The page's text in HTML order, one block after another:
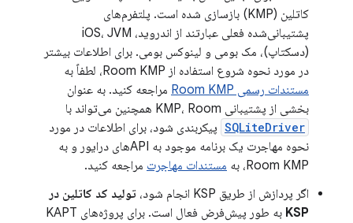
کاتلین (KMP) بازسازی شده است. پلتفرم‌های
پشتیبانی‌شده فعلی عبارتند از اندروید، iOS، JVM
(دسکتاپ)، مک بومی و لینوکس بومی. برای اطلاعات بیشتر
در مورد نحوه شروع استفاده از Room KMP، لطفاً به
مستندات رسمی Room KMP
مراجعه کنید. به عنوان
بخشی از پشتیبانی KMP، Room همچنین می‌تواند با
SQLiteDriver پیکربندی شود، برای اطلاعات در مورد
نحوه مهاجرت یک برنامه موجود به APIهای درایور و به
Room KMP، به
مستندات مهاجرت مراجعه کنید.
اگر پردازش از طریق KSP انجام شود،
تولید کد کاتلین در
KSP
به طور پیش‌فرض فعال است. برای پروژه‌های KAPT